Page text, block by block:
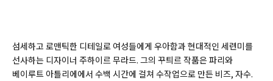
섬세하고 로맨틱한 디테일로 여성들에게 우아함과 현대적인 세련미를
선사하는 디자이너 주하이르 무라드. 그의 꾸틔르 작품은 파리와
베이루트 아틀리에에서 수백 시간에 걸쳐 수작업으로 만든 비즈, 자수.